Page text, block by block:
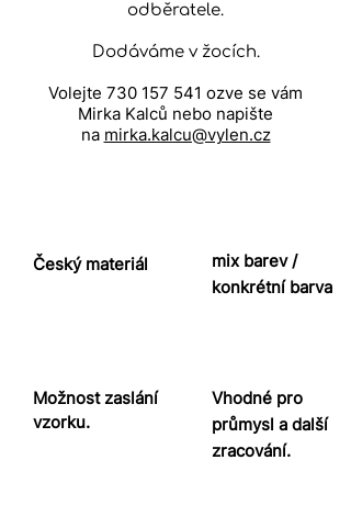
odběratele.
Dodáváme v žocích.
Volejte 730 157 541 ozve se vám
Mirka Kalců nebo napište
na mirka.kalcu@vylen.cz
Český materiál
Možnost zaslání
vzorku.
mix barev /
konkrétní barva
Vhodné pro
průmysl a další
zracování.